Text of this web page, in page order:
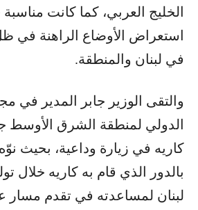
الخليج العربي، كما كانت
استعراض الأوضاع الراهنة في
في لبنان والمنطقة.
والتقى الوزير جابر المدير في
الدولي لمنطقة الشرق
كاريه في زيارة وداعية، بحيث نوّه
بالدور الذي قام به كاريه خلال
لبنان لمساعدته في تقدم